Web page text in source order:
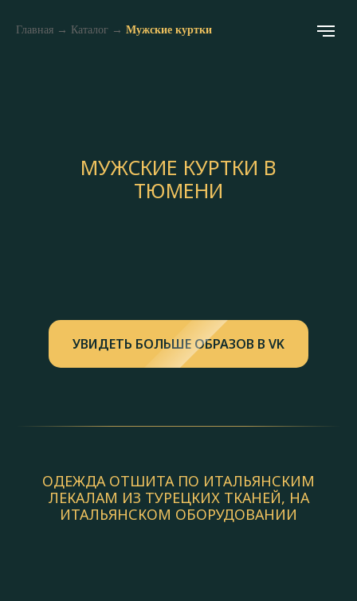
Главная → Каталог → Мужские куртки
МУЖСКИЕ КУРТКИ В
ТЮМЕНИ
УВИДЕТЬ БОЛЬШЕ ОБРАЗОВ В VK
ОДЕЖДА ОТШИТА ПО ИТАЛЬЯНСКИМ
ЛЕКАЛАМ ИЗ ТУРЕЦКИХ ТКАНЕЙ, НА
ИТАЛЬЯНСКОМ ОБОРУДОВАНИИ